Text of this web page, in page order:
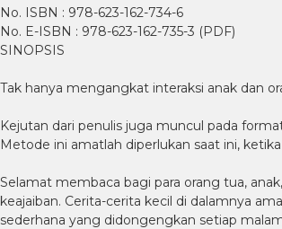
No. ISBN : 978-623-162-734-6
No. E-ISBN : 978-623-162-735-3 (PDF)
SINOPSIS
Tak hanya mengangkat interaksi anak dan
Kejutan dari penulis juga muncul pada
Metode ini amatlah diperlukan saat ini,
Selamat membaca bagi para orang tua,
keajaiban. Cerita-cerita kecil di dalamnya
sederhana yang didongengkan setiap